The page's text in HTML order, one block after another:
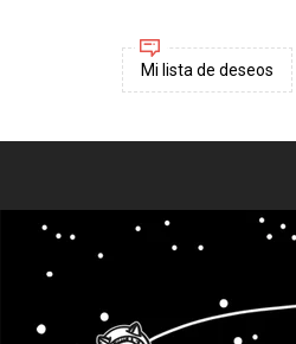
Mi lista de deseos